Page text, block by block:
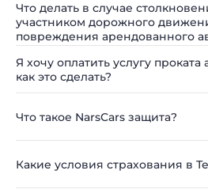
Что делать в случае
участником дорожного
повреждения арендованного
Я хочу оплатить услугу проката
как это сделать?
Что такое NarsCars защита?
Какие условия страхования в